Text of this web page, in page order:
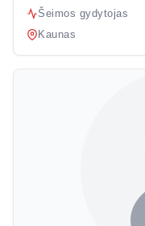
Šeimos gydytojas
Kaunas